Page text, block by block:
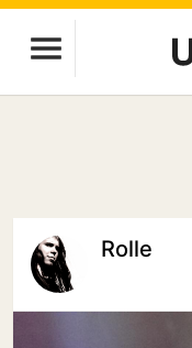
Rolle